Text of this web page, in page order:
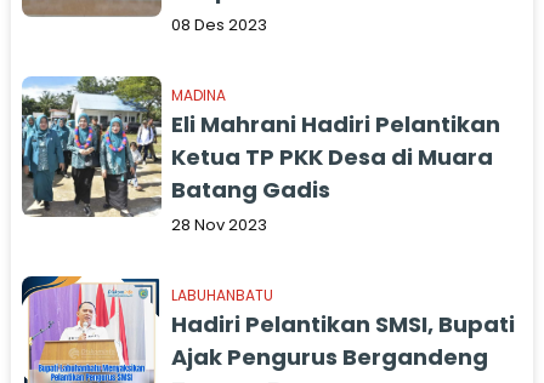
Lagi Pendukung Dan Tidak
08 Des 2023
MADINA
Eli Mahrani Hadiri Pelantikan
Ketua TP PKK Desa di Muara
Batang Gadis
28 Nov 2023
LABUHANBATU
Hadiri Pelantikan SMSI, Bupati
Ajak Pengurus Bergandeng